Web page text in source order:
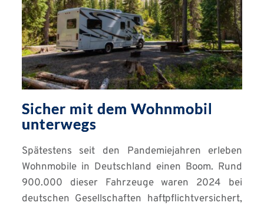
Sicher mit dem Wohnmobil
unterwegs
Spätestens seit den Pandemiejahren erleben
Wohnmobile in Deutschland einen Boom. Rund
900.000 dieser Fahrzeuge waren 2024 bei
deutschen Gesellschaften haftpflichtversichert,